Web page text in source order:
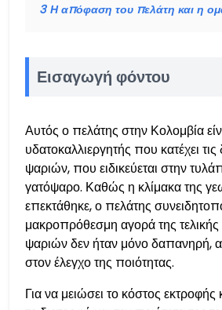
3 Η απόφαση του πελάτη και η
Εισαγωγή φόντου
Αυτός ο πελάτης στην Κολομβία
υδατοκαλλιεργητής που κατέχει τις
ψαριών, που ειδικεύεται στην
γατόψαρο. Καθώς η κλίμακα της
επεκτάθηκε, ο πελάτης
μακροπρόθεσμη αγορά της
ψαριών δεν ήταν μόνο δαπανηρή,
στον έλεγχο της ποιότητας.
Για να μειώσει το κόστος εκτροφής